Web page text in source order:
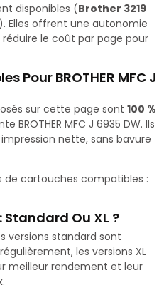
disponibles (Brother 3219
). Elles offrent une autonomie
le coût par page pour
Pour BROTHER MFC J
sur cette page sont 100 %
BROTHER MFC J 6935 DW. Ils
nette, sans bavure
de cartouches compatibles :
Standard Ou XL ?
versions standard sont
les versions XL
meilleur rendement et leur